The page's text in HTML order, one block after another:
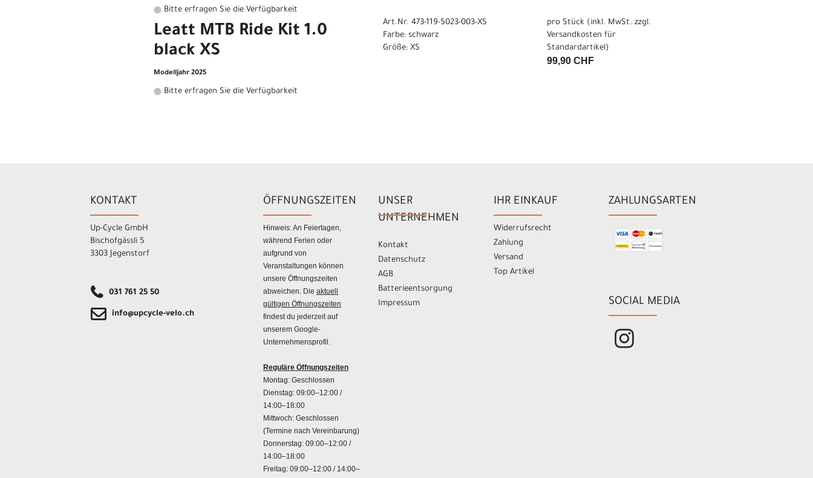
Bitte erfragen Sie die Verfügbarkeit
Leatt MTB Ride Kit 1.0
black XS
Modelljahr 2025
Bitte erfragen Sie die Verfügbarkeit
Art.Nr. 473-119-5023-003-XS
Farbe: schwarz
Größe: XS
pro Stück (inkl. MwSt. zzgl.
Versandkosten für
Standardartikel)
99,90 CHF
KONTAKT
Up-Cycle GmbH
Bischofgässli 5
3303 Jegenstorf
031 761 25 50
info@upcycle-velo.ch
ÖFFNUNGSZEITEN
Hinweis: An Feiertagen,
während Ferien oder
aufgrund von
Veranstaltungen können
unsere Öffnungszeiten
abweichen. Die aktuell
gültigen Öffnungszeiten
findest du jederzeit auf
unserem Google-
Unternehmensprofil.
Reguläre Öffnungszeiten
Montag: Geschlossen
Dienstag: 09:00–12:00 /
14:00–18:00
Mittwoch: Geschlossen
(Termine nach Vereinbarung)
Donnerstag: 09:00–12:00 /
14:00–18:00
Freitag: 09:00–12:00 / 14:00–
UNSER
UNTERNEHMEN
Kontakt
Datenschutz
AGB
Batterieentsorgung
Impressum
IHR EINKAUF
Widerrufsrecht
Zahlung
Versand
Top Artikel
ZAHLUNGSARTEN
SOCIAL MEDIA